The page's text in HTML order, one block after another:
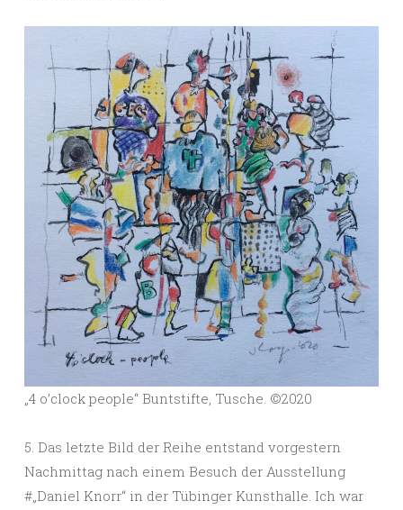
„4 o’clock people“ Buntstifte, Tusche. ©️2020
5. Das letzte Bild der Reihe entstand vorgestern
Nachmittag nach einem Besuch der Ausstellung
#„Daniel Knorr“ in der Tübinger Kunsthalle. Ich war